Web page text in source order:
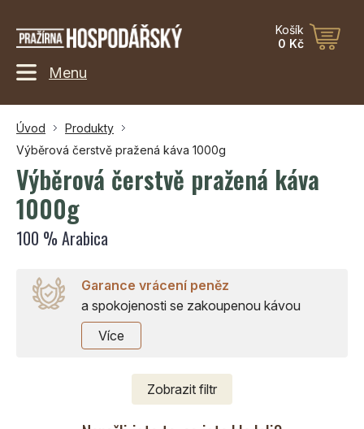
Košík
0 Kč
Menu
Úvod
Produkty
Výběrová čerstvě pražená káva 1000g
Výběrová čerstvě pražená káva
1000g
100 % Arabica
Garance vrácení peněz
a spokojenosti se zakoupenou kávou
Více
Zobrazit filtr